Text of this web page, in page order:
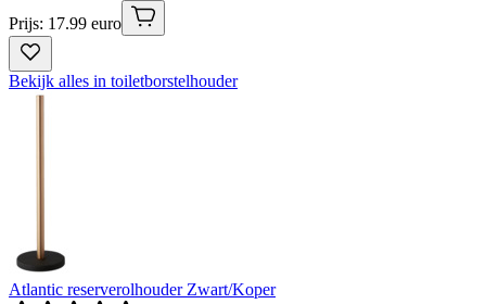
Prijs: 17.99 euro
Bekijk alles in toiletborstelhouder
Atlantic reserverolhouder Zwart/Koper